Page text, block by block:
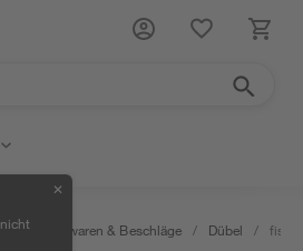
nicht
✕
/ Eisenwaren & Beschläge / Dübel /